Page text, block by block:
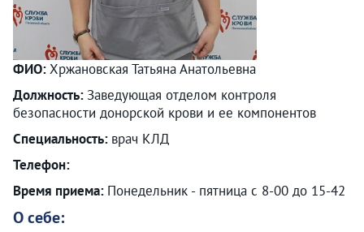
ФИО:Хржановская Татьяна Анатольевна
Должность: Заведующая отделом контроля
безопасности донорской крови и ее компонентов
Специальность: врач КЛД
Телефон:
Время приема: Понедельник - пятница с 8-00 до 15-42
О себе: